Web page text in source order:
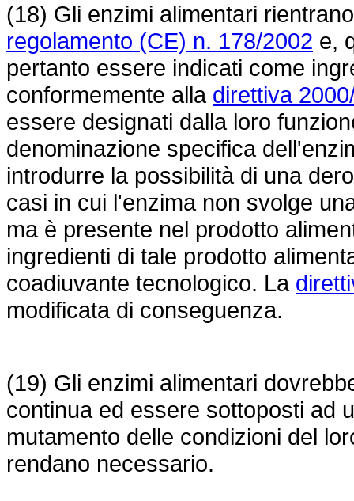
(18) Gli enzimi alimentari
regolamento (CE) n. 178/2002 e,
pertanto essere indicati come
conformemente alla direttiva
essere designati dalla loro
denominazione specifica
introdurre la possibilità di una
casi in cui l'enzima non svolge
ma è presente nel prodotto
ingredienti di tale prodotto
coadiuvante tecnologico. La
modificata di conseguenza.
(19) Gli enzimi alimentari
continua ed essere sottoposti ad
mutamento delle condizioni del
rendano necessario.